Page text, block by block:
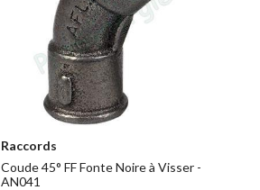
Raccords
Coude 45° FF Fonte Noire à Visser -
AN041